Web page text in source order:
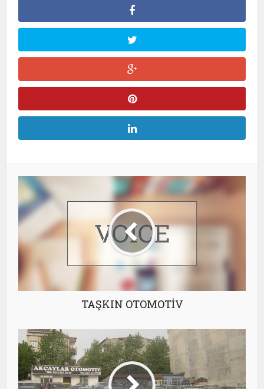
TAŞKIN OTOMOTİV